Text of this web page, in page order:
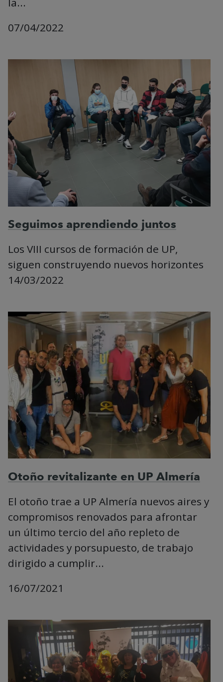
07/04/2022
Seguimos aprendiendo juntos
Los VIII cursos de formación de UP,
siguen construyendo nuevos horizontes
14/03/2022
Otoño revitalizante en UP Almería
El otoño trae a UP Almería nuevos aires y
compromisos renovados para afrontar
un último tercio del año repleto de
actividades y porsupuesto, de trabajo
dirigido a cumplir...
16/07/2021